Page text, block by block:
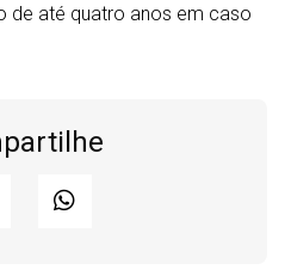
de até quatro anos em caso